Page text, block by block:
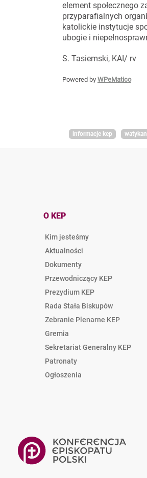
element społecznego
przyparafialnych
katolickie instytucje
ubogie i
S. Tasiemski, KAI/ rv
Powered by WPeMatico
informacje kep watykan
O KEP
Kim jesteśmy
Aktualności
Dokumenty
Przewodniczący KEP
Prezydium KEP
Rada Stała Biskupów
Zebranie Plenarne KEP
Gremia
Sekretariat Generalny KEP
Patronaty
Ogłoszenia